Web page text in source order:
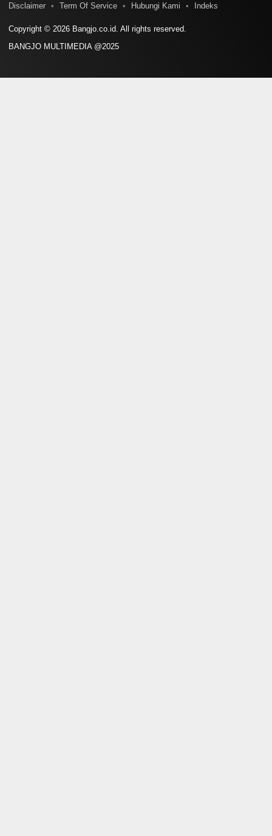
Disclaimer
Term Of Service Hubungi Kami Indeks
Copyright © 2026 Bangjo.co.id. All rights reserved.
BANGJO MULTIMEDIA @2025